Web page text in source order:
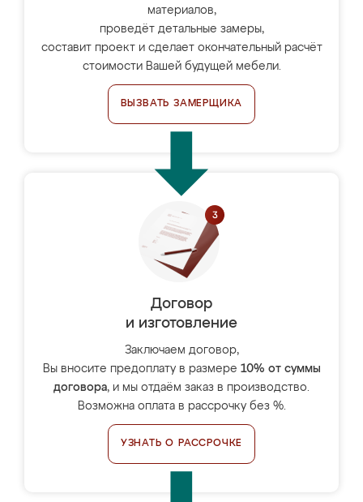
материалов,
проведёт детальные замеры,
составит проект и сделает окончательный расчёт
стоимости Вашей будущей мебели.
ВЫЗВАТЬ ЗАМЕРЩИКА
Договор
и изготовление
Заключаем договор,
Вы вносите предоплату в размере 10% от суммы
договора, и мы отдаём заказ в производство.
Возможна оплата в рассрочку без %.
УЗНАТЬ О РАССРОЧКЕ